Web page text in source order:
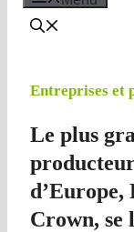
Entreprises et
Le plus
d’Europe,
Crown, se